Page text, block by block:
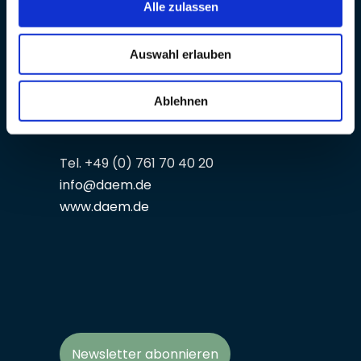
Alle zulassen
Auswahl erlauben
Ablehnen
Reichsgrafenstraße 11
D-79102 Freiburg
Tel. +49 (0) 761 70 40 20
info@daem.de
www.daem.de
Newsletter abonnieren